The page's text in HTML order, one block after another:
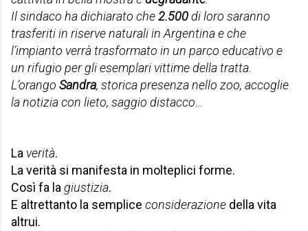
Il sindaco ha dichiarato che2.500di loro saranno
trasferiti in riserve naturali in Argentina e che
l’impianto verrà trasformato in un parco educativo e
un rifugio per gli esemplari vittime della tratta.
L’orango Sandra, storica presenza nello zoo, accoglie
la notizia con lieto, saggio distacco…
La verità.
La verità si manifesta in molteplici forme.
Così fa lagiustizia.
E altrettanto la semplice considerazione della vita
altrui.